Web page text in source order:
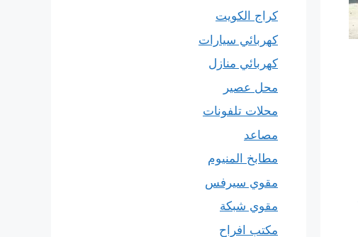
كراج الكويت
كهربائي سيارات
كهربائي منازل
محل عصير
محلات تلفونات
مصاعد
مطابخ المنيوم
مقوي سيرفس
مقوي شبكة
مكتب افراح